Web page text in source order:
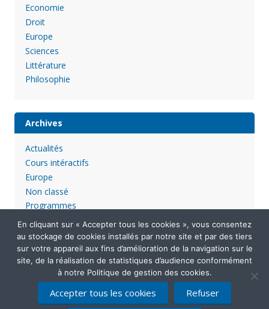
Economie
Droit
Europe
Sciences
Littérature
Philosophie
Archives
Actualités
Cours intéractifs
Europe
Non classé
Programmes
Mentions légales Politique de confidentialité
En cliquant sur « Accepter tous les cookies », vous consentez
au stockage de cookies installés par notre site et par des tiers
sur votre appareil aux fins d’amélioration de la navigation sur le
site, de la réalisation de statistiques d’audience conformément
à notre Politique de gestion des cookies.
Accepter tous les cookies Refuser